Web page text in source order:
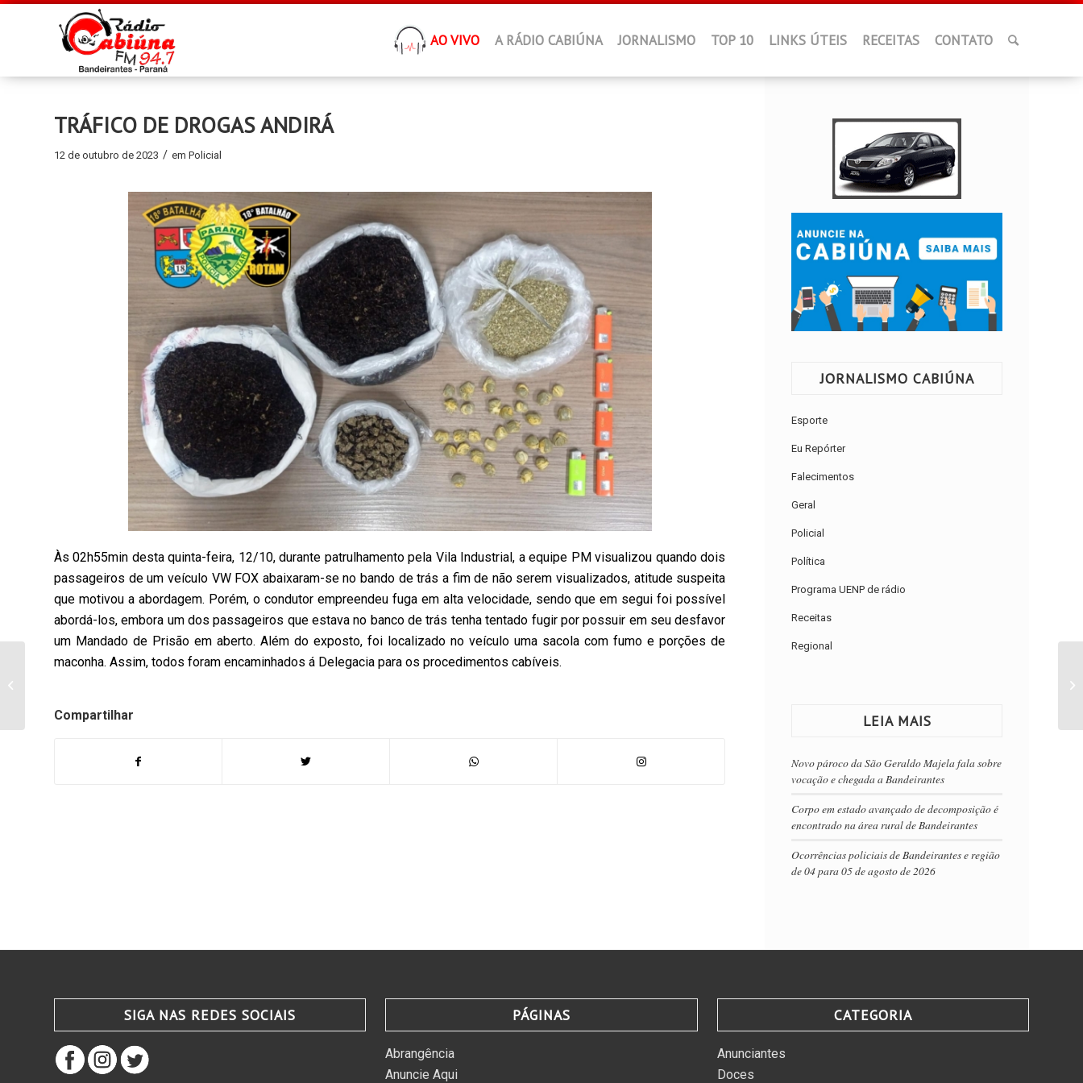
AO VIVO A RÁDIO CABIÚNA JORNALISMO TOP 10 LINKS ÚTEIS RECEITAS CONTATO
TRÁFICO DE DROGAS ANDIRÁ
12 de outubro de 2023 / em Policial
Às 02h55min desta quinta-feira, 12/10, durante patrulhamento pela Vila Industrial, a equipe PM visualizou quando dois
passageiros de um veículo VW FOX abaixaram-se no bando de trás a fim de não serem visualizados, atitude suspeita
que motivou a abordagem. Porém, o condutor empreendeu fuga em alta velocidade, sendo que em segui foi possível
abordá-los, embora um dos passageiros que estava no banco de trás tenha tentado fugir por possuir em seu desfavor
um Mandado de Prisão em aberto. Além do exposto, foi localizado no veículo uma sacola com fumo e porções de
maconha. Assim, todos foram encaminhados á Delegacia para os procedimentos cabíveis.
Compartilhar
JORNALISMO CABIÚNA
Esporte
Eu Repórter
Falecimentos
Geral
Policial
Política
Programa UENP de rádio
Receitas
Regional
LEIA MAIS
Novo pároco da São Geraldo Majela fala sobre
vocação e chegada a Bandeirantes
Corpo em estado avançado de decomposição é
encontrado na área rural de Bandeirantes
Ocorrências policiais de Bandeirantes e região
de 04 para 05 de agosto de 2026
SIGA NAS REDES SOCIAIS PÁGINAS
Abrangência
Anuncie Aqui
CATEGORIA
Anunciantes
Doces
CEEP Bandeirantes Abre
Destaca...